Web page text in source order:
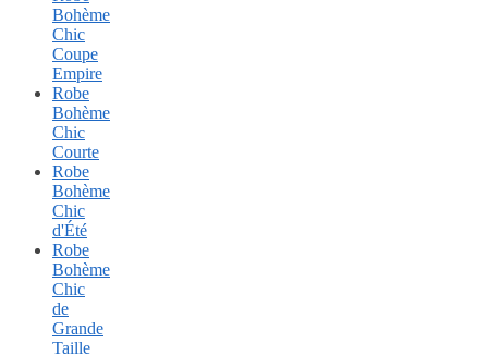
Bohème
Chic
Coupe
Empire
Robe
Bohème
Chic
Courte
Robe
Bohème
Chic
d'Été
Robe
Bohème
Chic
de
Grande
Taille